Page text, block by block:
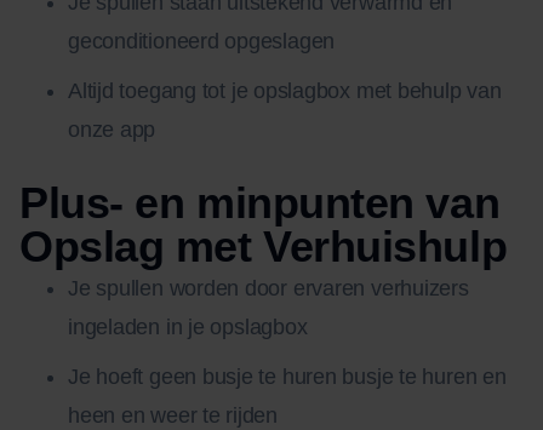
geconditioneerd opgeslagen
Altijd toegang tot je opslagbox met behulp van
onze app
Plus- en minpunten van
Opslag met Verhuishulp
Je spullen worden door ervaren verhuizers
ingeladen in je opslagbox
Je hoeft geen busje te huren busje te huren en
heen en weer te rijden